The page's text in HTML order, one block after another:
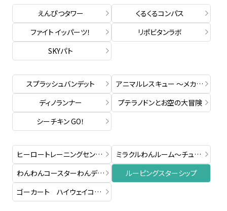
えんぴつタワー
くるくるコンパス
ファイト イッパーツ！
リポビタンラボ
SKYパト
スプラッシュバンデット
アニマルレスキュー ～メカンチュラの襲来～
ディノランナー
プテラノドンとお空の大冒険
シーチキン GO！
ヒーロートレーニングセンター ”ミッション8”
ミラクルわんルーム～チュロス島の大冒険～
わんわんコースターわんデット
ルーピングスターシップ
ゴーカート ハイウェイコース